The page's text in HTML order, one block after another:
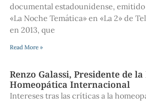
documental estadounidense,
«La Noche Temática» en «La 2» de
en 2013, que
Read More »
Renzo Galassi, Presidente de
Homeopática Internacional
Intereses tras las críticas a la